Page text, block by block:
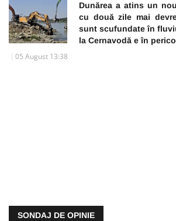
Dunărea a atins un
cu două zile mai
sunt scufundate în
la Cernavodă e în
05 August 13:38
SONDAJ DE OPINIE